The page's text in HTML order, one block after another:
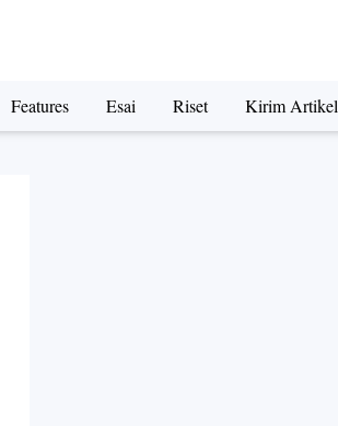
Features Esai Riset Kirim Artikel